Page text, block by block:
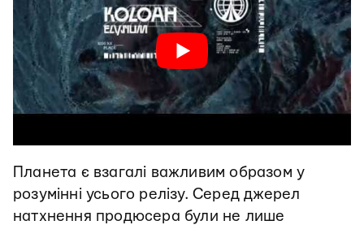
Планета є взагалі важливим образом у
розумінні усього релізу. Серед джерел
натхнення продюсера були не лише